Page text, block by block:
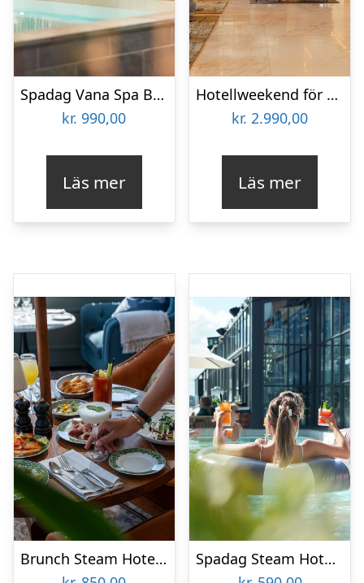
Spadag Vana Spa Borlänge för två
kr. 990,00
Läs mer
Hotellweekend för två
kr. 2.990,00
Läs mer
Brunch Steam Hotel för två
Spadag Steam Hotel för två